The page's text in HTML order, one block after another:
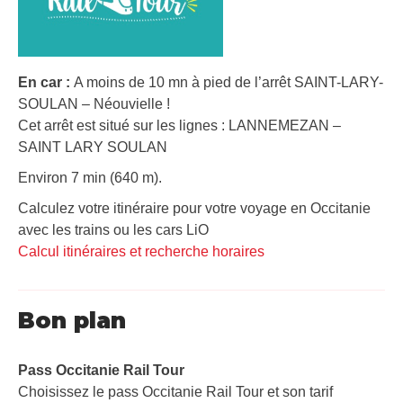
En car : A moins de 10 mn à pied de l’arrêt SAINT-LARY-
SOULAN – Néouvielle !
Cet arrêt est situé sur les lignes : LANNEMEZAN –
SAINT LARY SOULAN
Environ 7 min (640 m).
Calculez votre itinéraire pour votre voyage en Occitanie
avec les trains ou les cars LiO
Calcul itinéraires et recherche horaires
Bon plan
Pass Occitanie Rail Tour​
Choisissez le pass Occitanie Rail Tour et son tarif